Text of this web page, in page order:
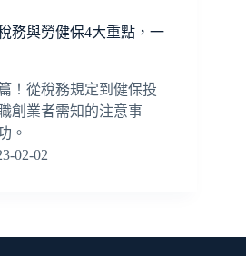
務與勞健保4大重點，一
！從稅務規定到健保投
創業者需知的注意事
。
02-02